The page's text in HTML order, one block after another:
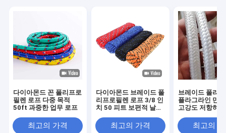
다이아몬드 꼰 폴리프로
필렌 로프 다중 목적
50ft 과중한 업무 로프
최고의 가격
다이아몬드 브레이드 폴
리프로필렌 로프 3/8 인
치 50 피트 보편적 날씨
최고의 가격
브레이드 폴리
플라그라인 만
고강도 저항하
최고의